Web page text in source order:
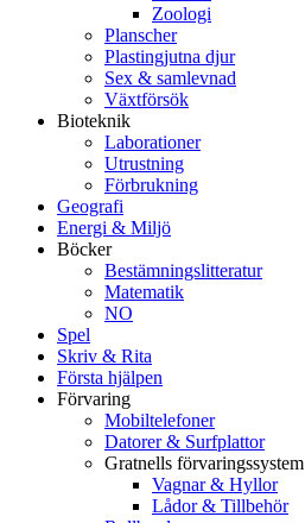
Zoologi
Planscher
Plastingjutna djur
Sex & samlevnad
Växtförsök
Bioteknik
Laborationer
Utrustning
Förbrukning
Geografi
Energi & Miljö
Böcker
Bestämningslitteratur
Matematik
NO
Spel
Skriv & Rita
Första hjälpen
Förvaring
Mobiltelefoner
Datorer & Surfplattor
Gratnells förvaringssystem
Vagnar & Hyllor
Lådor & Tillbehör